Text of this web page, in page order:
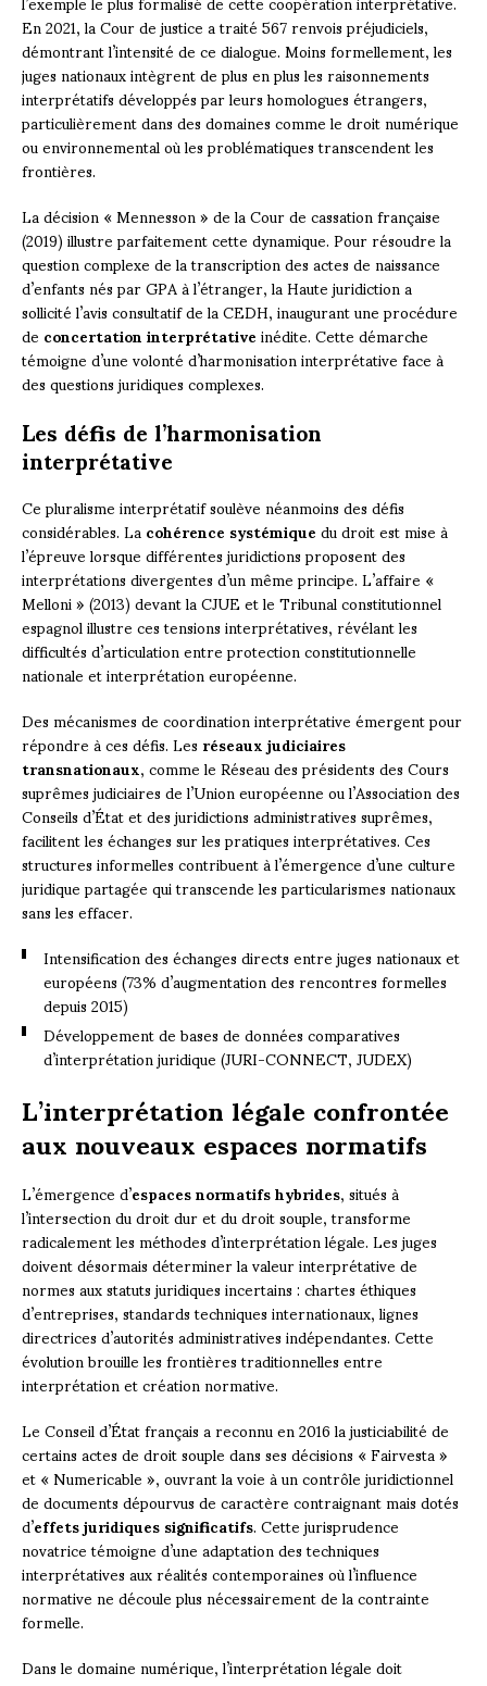
En 2021, la Cour de justice a traité 567 renvois préjudiciels,
démontrant l’intensité de ce dialogue. Moins formellement, les
juges nationaux intègrent de plus en plus les raisonnements
interprétatifs développés par leurs homologues étrangers,
particulièrement dans des domaines comme le droit numérique
ou environnemental où les problématiques transcendent les
frontières.
La décision « Mennesson » de la Cour de cassation française
(2019) illustre parfaitement cette dynamique. Pour résoudre la
question complexe de la transcription des actes de naissance
d’enfants nés par GPA à l’étranger, la Haute juridiction a
sollicité l’avis consultatif de la CEDH, inaugurant une procédure
deconcertation interprétativeinédite. Cette démarche
témoigne d’une volonté d’harmonisation interprétative face à
des questions juridiques complexes.
Les défis de l’harmonisation
interprétative
Ce pluralisme interprétatif soulève néanmoins des défis
considérables. Lacohérence systémiquedu droit est mise à
l’épreuve lorsque différentes juridictions proposent des
interprétations divergentes d’un même principe. L’affaire «
Melloni » (2013) devant la CJUE et le Tribunal constitutionnel
espagnol illustre ces tensions interprétatives, révélant les
difficultés d’articulation entre protection constitutionnelle
nationale et interprétation européenne.
Des mécanismes de coordination interprétative émergent pour
répondre à ces défis. Lesréseaux judiciaires
transnationaux, comme le Réseau des présidents des Cours
suprêmes judiciaires de l’Union européenne ou l’Association des
Conseils d’État et des juridictions administratives suprêmes,
facilitent les échanges sur les pratiques interprétatives. Ces
structures informelles contribuent à l’émergence d’une culture
juridique partagée qui transcende les particularismes nationaux
sans les effacer.
Intensification des échanges directs entre juges nationaux et
européens (73% d’augmentation des rencontres formelles
depuis 2015)
Développement de bases de données comparatives
d’interprétation juridique (JURI-CONNECT, JUDEX)
L’interprétation légale confrontée
aux nouveaux espaces normatifs
L’émergence d’espaces normatifs hybrides, situés à
l’intersection du droit dur et du droit souple, transforme
radicalement les méthodes d’interprétation légale. Les juges
doivent désormais déterminer la valeur interprétative de
normes aux statuts juridiques incertains : chartes éthiques
d’entreprises, standards techniques internationaux, lignes
directrices d’autorités administratives indépendantes. Cette
évolution brouille les frontières traditionnelles entre
interprétation et création normative.
Le Conseil d’État français a reconnu en 2016 la justiciabilité de
certains actes de droit souple dans ses décisions « Fairvesta »
et « Numericable », ouvrant la voie à un contrôle juridictionnel
de documents dépourvus de caractère contraignant mais dotés
d’effets juridiques significatifs. Cette jurisprudence
novatrice témoigne d’une adaptation des techniques
interprétatives aux réalités contemporaines où l’influence
normative ne découle plus nécessairement de la contrainte
formelle.
Dans le domaine numérique, l’interprétation légale doit